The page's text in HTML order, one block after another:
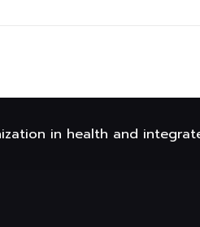
in health and